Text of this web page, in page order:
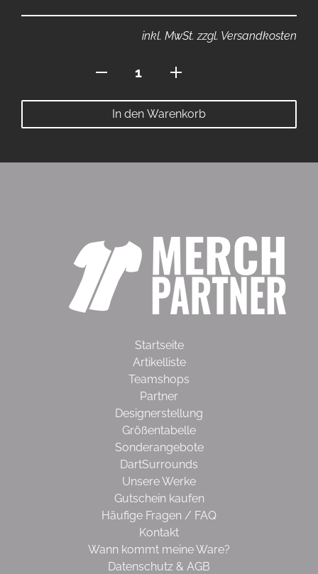
inkl. MwSt. zzgl. Versandkosten
Reissverschluss
Menge
In den Warenkorb
Startseite
Artikelliste
Teamshops
Partner
Designerstellung
Größentabelle
Sonderangebote
DartSurrounds
Unsere Werke
Gutschein kaufen
Häufige Fragen / FAQ
Kontakt
Wann kommt meine Ware?
Datenschutz & AGB